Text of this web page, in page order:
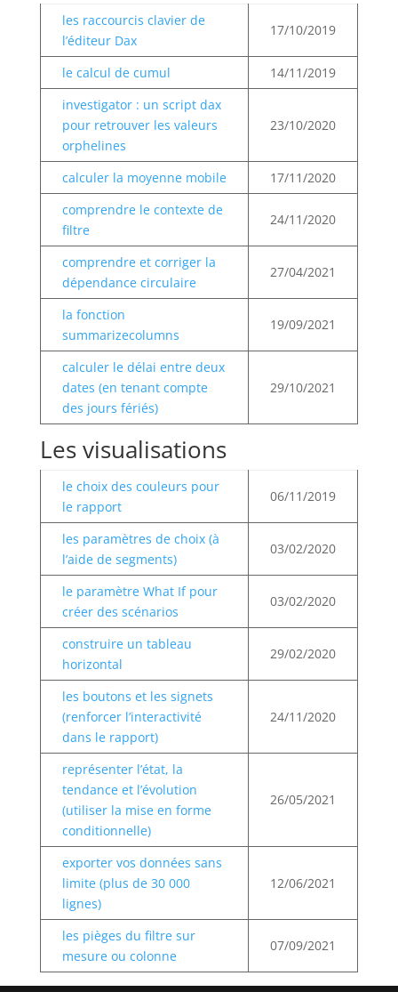
les raccourcis clavier de
l’éditeur Dax
17/10/2019
le calcul de cumul
14/11/2019
investigator : un script dax
pour retrouver les valeurs
orphelines
23/10/2020
calculer la moyenne mobile
17/11/2020
comprendre le contexte de
filtre
24/11/2020
comprendre et corriger la
dépendance circulaire
27/04/2021
la fonction
summarizecolumns
19/09/2021
calculer le délai entre deux
dates (en tenant compte
des jours fériés)
29/10/2021
Les visualisations
le choix des couleurs pour
le rapport
06/11/2019
les paramètres de choix (à
l’aide de segments)
03/02/2020
le paramètre What If pour
créer des scénarios
03/02/2020
construire un tableau
horizontal
29/02/2020
les boutons et les signets
(renforcer l’interactivité
dans le rapport)
24/11/2020
représenter l’état, la
tendance et l’évolution
(utiliser la mise en forme
conditionnelle)
26/05/2021
exporter vos données sans
limite (plus de 30 000
lignes)
12/06/2021
les pièges du filtre sur
mesure ou colonne
07/09/2021